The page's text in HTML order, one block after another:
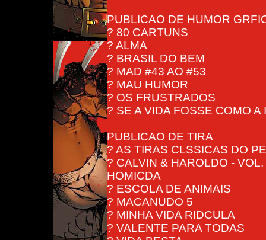
PUBLICAO DE HUMOR
? 80 CARTUNS
? ALMA
? BRASIL DO BEM
? MAD #43 AO #53
? MAU HUMOR
? OS FRUSTRADOS
? SE A VIDA FOSSE COMO A
PUBLICAO DE TIRA
? AS TIRAS CLSSICAS DO
? CALVIN & HAROLDO -
HOMICDA
? ESCOLA DE ANIMAIS
? MACANUDO 5
? MINHA VIDA RIDCULA
? VALENTE PARA TODAS